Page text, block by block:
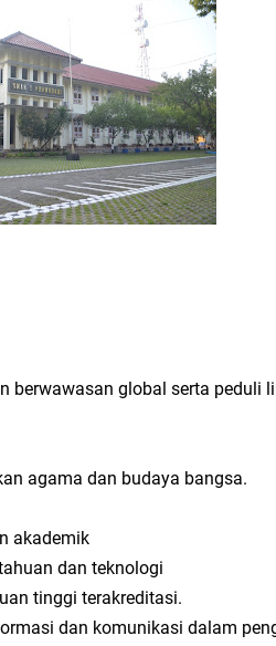
1 Purwodadi Tahun Pelajaran 2023/ 2024
Daftar Ulang
berwawasan global serta peduli
agama dan budaya bangsa.
akademik
dan teknologi
tinggi terakreditasi.
dan komunikasi dalam